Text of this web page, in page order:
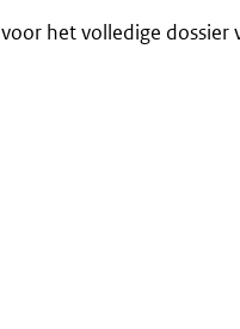
voor het volledige dossier